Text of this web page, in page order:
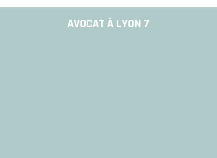
AVOCAT À LYON 7